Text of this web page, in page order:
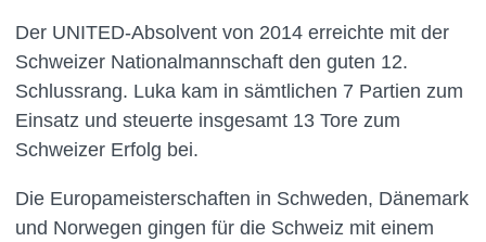
Der UNITED-Absolvent von 2014 erreichte mit der
Schweizer Nationalmannschaft den guten 12.
Schlussrang. Luka kam in sämtlichen 7 Partien zum
Einsatz und steuerte insgesamt 13 Tore zum
Schweizer Erfolg bei.
Die Europameisterschaften in Schweden, Dänemark
und Norwegen gingen für die Schweiz mit einem